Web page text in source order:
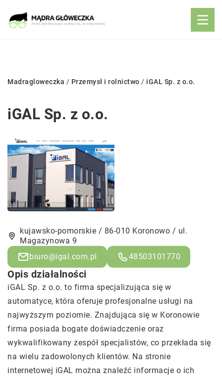
Madragloweczka / Przemysł i rolnictwo / iGAL Sp. z o.o.
iGAL Sp. z o.o.
kujawsko-pomorskie / 86-010 Koronowo / ul.
Magazynowa 9
biuro@igal.com.pl
48503101770
Opis działalności
iGAL Sp. z o.o. to firma specjalizująca się w
automatyce, która oferuje profesjonalne usługi na
najwyższym poziomie. Znajdująca się w Koronowie
firma posiada bogate doświadczenie oraz
wykwalifikowany zespół specjalistów, co przekłada się
na wielu zadowolonych klientów. Na stronie
internetowej iGAL można znaleźć informacje o ich